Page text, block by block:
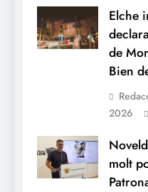
Elche
de
Bien
2026
molt